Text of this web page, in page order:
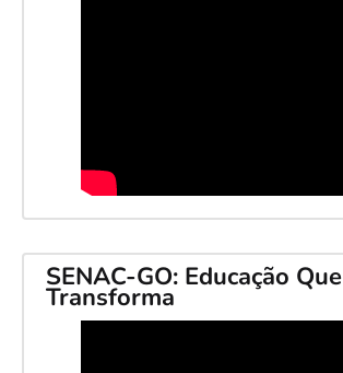
SENAC-GO: Educação Que
Transforma